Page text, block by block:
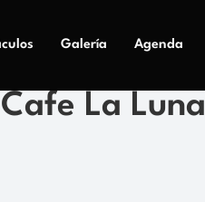
Galería Agenda
Cafe La Luna